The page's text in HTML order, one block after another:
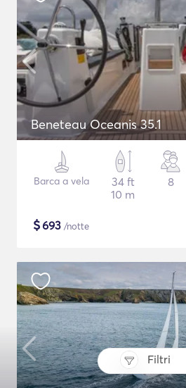
Filtri
Beneteau Oceanis 35.1
Barca a vela
34 ft
10 m
8
$693 /notte